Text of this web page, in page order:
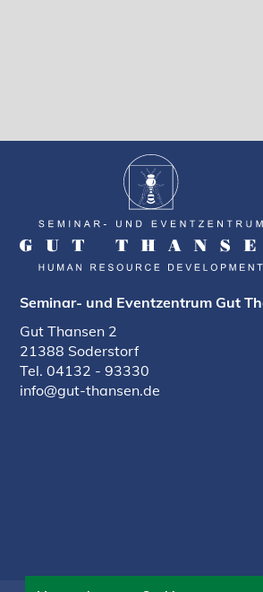
Seminar- und Eventzentrum Gut
Gut Thansen 2
21388 Soderstorf
Tel. 04132 - 93330
info@gut-thansen.de